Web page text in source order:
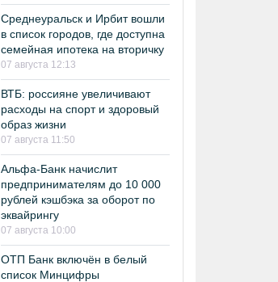
Среднеуральск и Ирбит вошли
в список городов, где доступна
семейная ипотека на вторичку
07 августа 12:13
ВТБ: россияне увеличивают
расходы на спорт и здоровый
образ жизни
07 августа 11:50
Альфа-Банк начислит
предпринимателям до 10 000
рублей кэшбэка за оборот по
эквайрингу
07 августа 10:00
ОТП Банк включён в белый
список Минцифры